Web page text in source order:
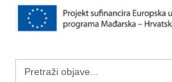
Search
for: